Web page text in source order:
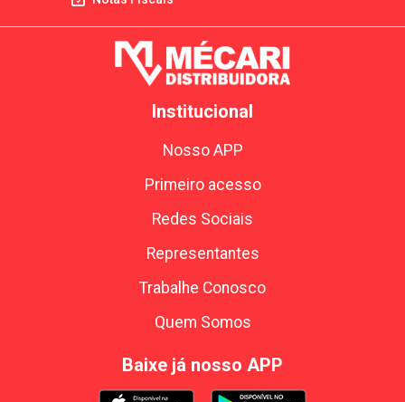
Institucional
Nosso APP
Primeiro acesso
Redes Sociais
Representantes
Trabalhe Conosco
Quem Somos
Baixe já nosso APP